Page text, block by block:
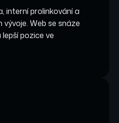
interní prolinkování a
Web se snáze
pozice ve